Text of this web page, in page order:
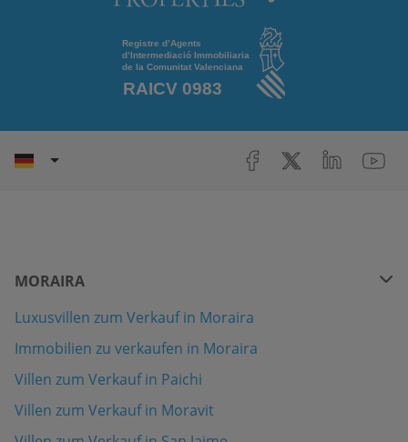
MORAIRA
Luxusvillen zum Verkauf in Moraira
Immobilien zu verkaufen in Moraira
Villen zum Verkauf in Paichi
Villen zum Verkauf in Moravit